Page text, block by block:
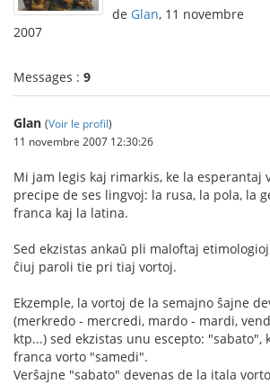
de Glan, 11 novembre
2007
Messages : 9
Glan (Voir le profil)
11 novembre 2007 12:30:26
Mi jam legis kaj rimarkis, ke la esperantaj
precipe de ses lingvoj: la rusa, la pola, la
franca kaj la latina.
Sed ekzistas ankaŭ pli maloftaj
ĉiuj paroli tie pri tiaj vortoj.
Ekzemple, la vortoj de la semajno ŝajne
(merkredo - mercredi, mardo - mardi,
ktp...) sed ekzistas unu escepto: "sabato",
franca vorto "samedi".
Verŝajne "sabato" devenas de la itala